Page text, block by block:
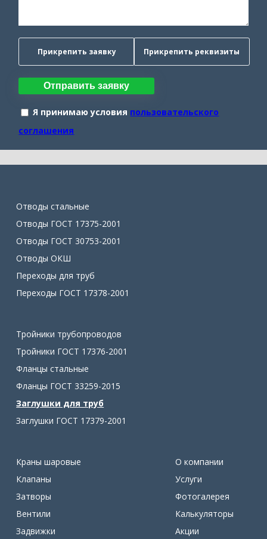
Прикрепить заявку Прикрепить реквизиты
Отправить заявку
Я принимаю условия пользовательского
соглашения
Отводы стальные
Отводы ГОСТ 17375-2001
Отводы ГОСТ 30753-2001
Отводы ОКШ
Переходы для труб
Переходы ГОСТ 17378-2001
Тройники трубопроводов
Тройники ГОСТ 17376-2001
Фланцы стальные
Фланцы ГОСТ 33259-2015
Заглушки для труб
Заглушки ГОСТ 17379-2001
Краны шаровые
Клапаны
Затворы
Вентили
Задвижки
О компании
Услуги
Фотогалерея
Калькуляторы
Акции